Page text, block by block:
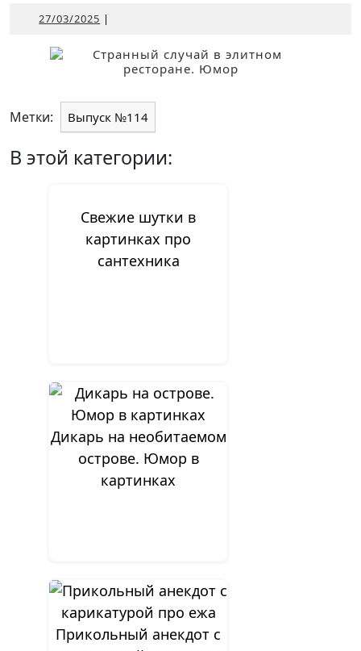
27/03/2025 27/03/2025
|
Метки: Выпуск №114
В этой категории:
Свежие шутки в
картинках про
сантехника
Дикарь на необитаемом
острове. Юмор в
картинках
Прикольный анекдот с